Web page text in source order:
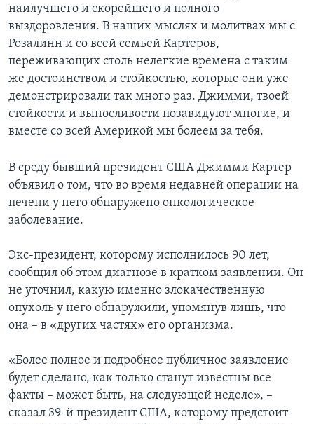
наилучшего и скорейшего и полного
выздоровления. В наших мыслях и молитвах мы с
Розалинн и со всей семьей Картеров,
переживающих столь нелегкие времена с таким
же достоинством и стойкостью, которые они уже
демонстрировали так много раз. Джимми, твоей
стойкости и выносливости позавидуют многие, и
вместе со всей Америкой мы болеем за тебя.
В среду бывший президент США Джимми Картер
объявил о том, что во время недавней операции на
печени у него обнаружено онкологическое
заболевание.
Экс-президент, которому исполнилось 90 лет,
сообщил об этом диагнозе в кратком заявлении. Он
не уточнил, какую именно злокачественную
опухоль у него обнаружили, упомянув лишь, что
она – в «других частях» его организма.
«Более полное и подробное публичное заявление
будет сделано, как только станут известны все
факты – может быть, на следующей неделе», –
сказал 39-й президент США, которому предстоит